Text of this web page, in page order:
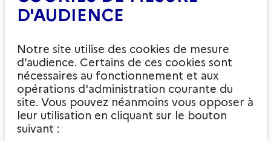
D'AUDIENCE
Notre site utilise des cookies de mesure
d’audience. Certains de ces cookies sont
nécessaires au fonctionnement et aux
opérations d'administration courante du
site. Vous pouvez néanmoins vous opposer à
leur utilisation en cliquant sur le bouton
suivant :